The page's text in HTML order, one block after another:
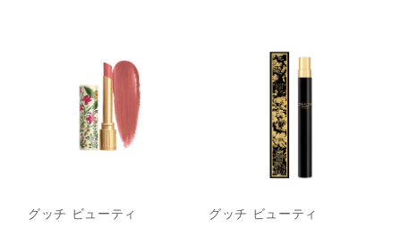
グッチ ビューティ グッチ ビューティ